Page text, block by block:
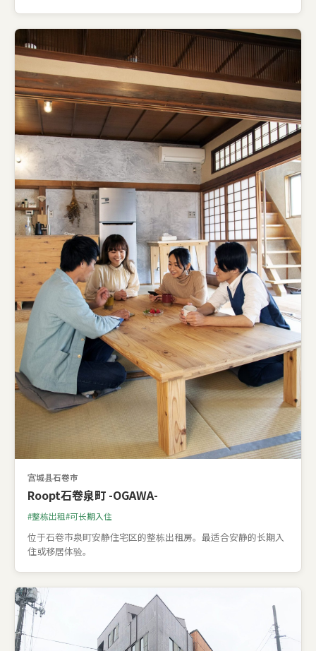
宫城县石卷市
Roopt石卷泉町 -OGAWA-
整栋出租 可长期入住
位于石卷市泉町安静住宅区的整栋出租房。最适合安静的长期入
住或移居体验。